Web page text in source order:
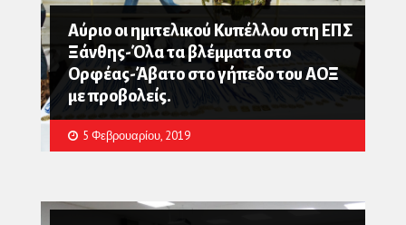
Αύριο οι ημιτελικού Κυπέλλου στη ΕΠΣ
Ξάνθης-Όλα τα βλέμματα στο
Ορφέας-Άβατο στο γήπεδο του ΑΟΞ
με προβολείς.
5 Φεβρουαρίου, 2019